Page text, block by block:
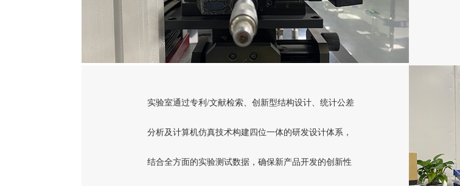
实验室通过专利/文献检索、创新型结构设计、统计公差
分析及计算机仿真技术构建四位一体的研发设计体系，
结合全方面的实验测试数据，确保新产品开发的创新性